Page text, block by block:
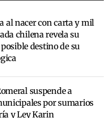
al nacer con carta y mil
chilena revela su
destino de su
suspende a
por sumarios
y Ley Karin